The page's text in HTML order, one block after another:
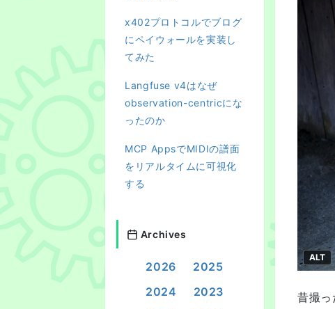
x402プロトコルでブログ
にペイウォールを実装し
てみた
Langfuse v4はなぜ
observation-centricにな
ったのか
MCP AppsでMIDIの譜面
をリアルタイムに可視化
する
Archives
2026
2025
2024
2023
ALT
昔撮っ